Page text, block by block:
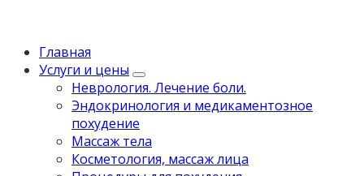
Главная
Услуги и цены
Неврология. Лечение боли.
Эндокринология и медикаментозное
похудение
Массаж тела
Косметология, массаж лица